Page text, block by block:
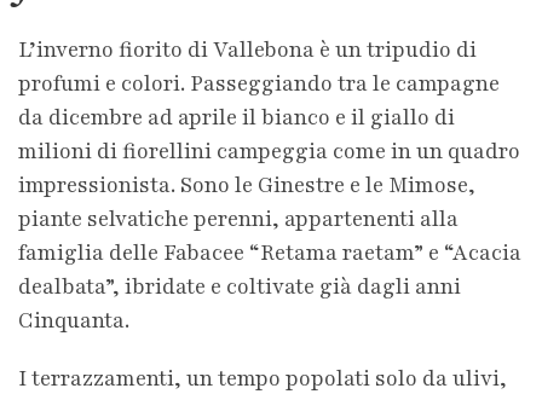
L’inverno fiorito di Vallebona è un tripudio di
profumi e colori. Passeggiando tra le campagne
da dicembre ad aprile il bianco e il giallo di
milioni di fiorellini campeggia come in un quadro
impressionista. Sono le Ginestre e le Mimose,
piante selvatiche perenni, appartenenti alla
famiglia delle Fabacee “Retama raetam” e “Acacia
dealbata”, ibridate e coltivate già dagli anni
Cinquanta.
I terrazzamenti, un tempo popolati solo da ulivi,